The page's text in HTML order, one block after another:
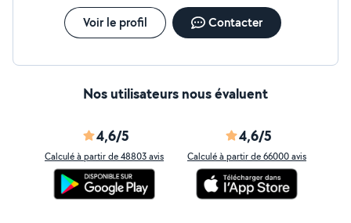
Voir le profil Contacter
Nos utilisateurs nous évaluent
4,6/5
Calculé à partir de 48803 avis
4,6/5
Calculé à partir de 66000 avis